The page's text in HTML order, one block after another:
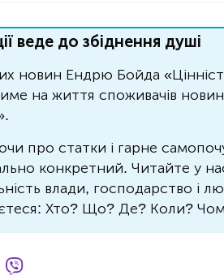
веде до збіднення душі
новин Ендрю Бойда
на життя споживачів
про статки і гарне
конкретний. Читайте у
влади, господарство і
Хто? Що? Де? Коли?